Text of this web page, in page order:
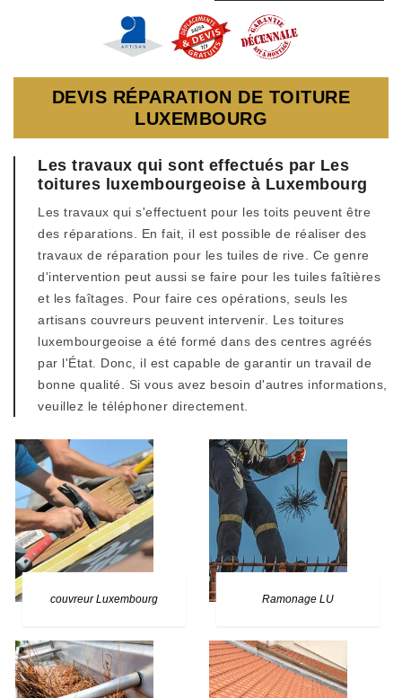
DEVIS RÉPARATION DE TOITURE
LUXEMBOURG
Les travaux qui sont effectués par Les
toitures luxembourgeoise à Luxembourg
Les travaux qui s'effectuent pour les toits peuvent être
des réparations. En fait, il est possible de réaliser des
travaux de réparation pour les tuiles de rive. Ce genre
d'intervention peut aussi se faire pour les tuiles faîtières
et les faîtages. Pour faire ces opérations, seuls les
artisans couvreurs peuvent intervenir. Les toitures
luxembourgeoise a été formé dans des centres agréés
par l'État. Donc, il est capable de garantir un travail de
bonne qualité. Si vous avez besoin d'autres informations,
veuillez le téléphoner directement.
couvreur Luxembourg Ramonage LU